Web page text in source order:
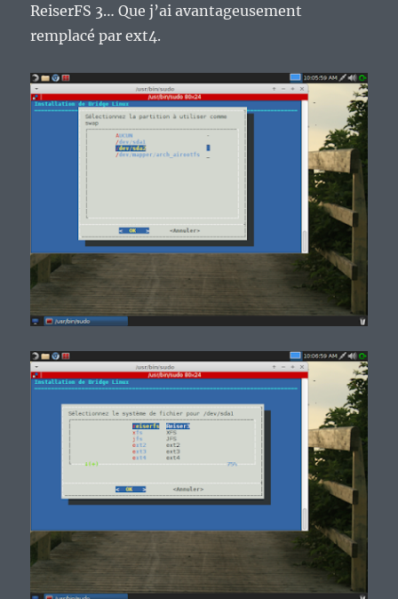
ReiserFS 3… Que j’ai avantageusement
remplacé par ext4.